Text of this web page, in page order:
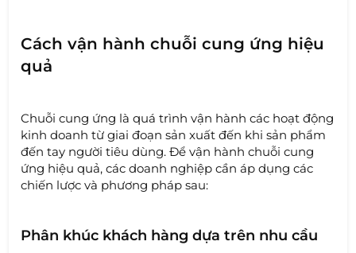
Cách vận hành chuỗi cung ứng hiệu
quả
Chuỗi cung ứng là quá trình vận hành các hoạt động
kinh doanh từ giai đoạn sản xuất đến khi sản phẩm
đến tay người tiêu dùng. Để vận hành chuỗi cung
ứng hiệu quả, các doanh nghiệp cần áp dụng các
chiến lược và phương pháp sau:
Phân khúc khách hàng dựa trên nhu cầu